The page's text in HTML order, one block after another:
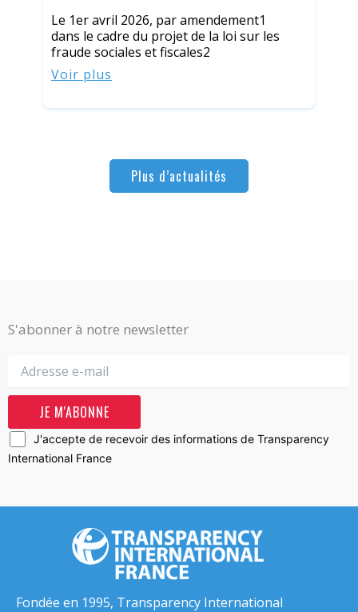
Le 1er avril 2026, par amendement1
dans le cadre du projet de la loi sur les
fraude sociales et fiscales2
Voir plus
Plus d’actualités
S'abonner à notre newsletter
J'accepte de recevoir des informations de Transparency
International France
Fondée en 1995, Transparency International